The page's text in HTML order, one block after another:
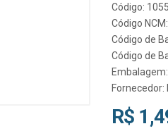
Código:
Código
Código de
Código de
Fornecedor:
R$